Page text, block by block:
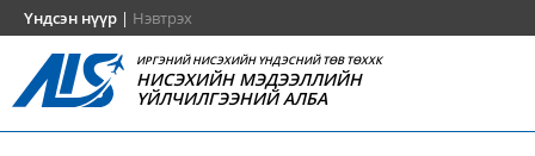
Үндсэн нүүр | Нэвтрэх
ИРГЭНИЙ НИСЭХИЙН ҮНДЭСНИЙ ТӨВ ТӨХХК
НИСЭХИЙН МЭДЭЭЛЛИЙН
ҮЙЛЧИЛГЭЭНИЙ АЛБА